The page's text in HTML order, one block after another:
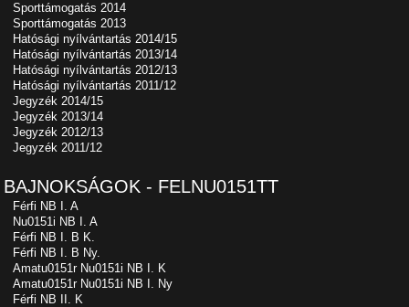
Sporttámogatás 2014
Sporttámogatás 2013
Hatósági nyílvántartás 2014/15
Hatósági nyílvántartás 2013/14
Hatósági nyílvántartás 2012/13
Hatósági nyílvántartás 2011/12
Jegyzék 2014/15
Jegyzék 2013/14
Jegyzék 2012/13
Jegyzék 2011/12
BAJNOKSÁGOK - FELNU0151TT
Férfi NB I. A
Nu0151i NB I. A
Férfi NB I. B K.
Férfi NB I. B Ny.
Amatu0151r Nu0151i NB I. K
Amatu0151r Nu0151i NB I. Ny
Férfi NB II. K